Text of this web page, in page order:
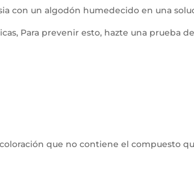
con un algodón humedecido en una
Para prevenir esto, hazte una prueba
que no contiene el compuesto